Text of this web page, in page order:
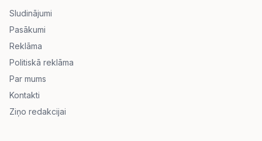
Sludinājumi
Pasākumi
Reklāma
Politiskā reklāma
Par mums
Kontakti
Ziņo redakcijai